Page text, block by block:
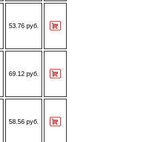
53.76 руб.
69.12 руб.
58.56 руб.